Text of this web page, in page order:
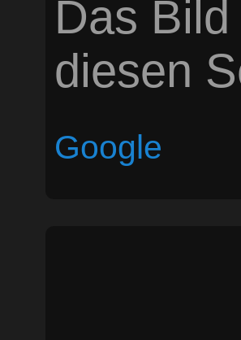
Das
diesen
Google